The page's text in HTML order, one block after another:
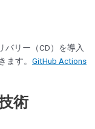
バリー（CD）を導入
ます。 GitHub Actions
術